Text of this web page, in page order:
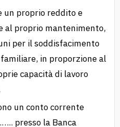
un proprio reddito e
al proprio mantenimento,
per il soddisfacimento
in proporzione al
capacità di lavoro
un conto corrente
presso la Banca